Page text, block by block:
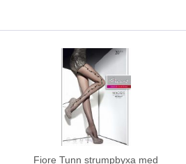
Fiore Tunn strumpbyxa med